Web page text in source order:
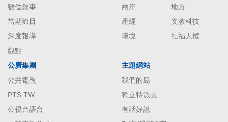
數位敘事
當期節目
深度報導
觀點
兩岸
地方
產經
文教科技
環境
社福人權
公廣集團
公共電視
PTS TW
公視台語台
主題網站
我們的島
獨立特派員
有話好說